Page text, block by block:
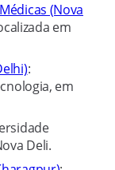
(Nova
em
:
em
Deli.